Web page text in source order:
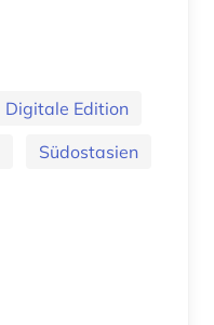
Digitale Edition
Südostasien